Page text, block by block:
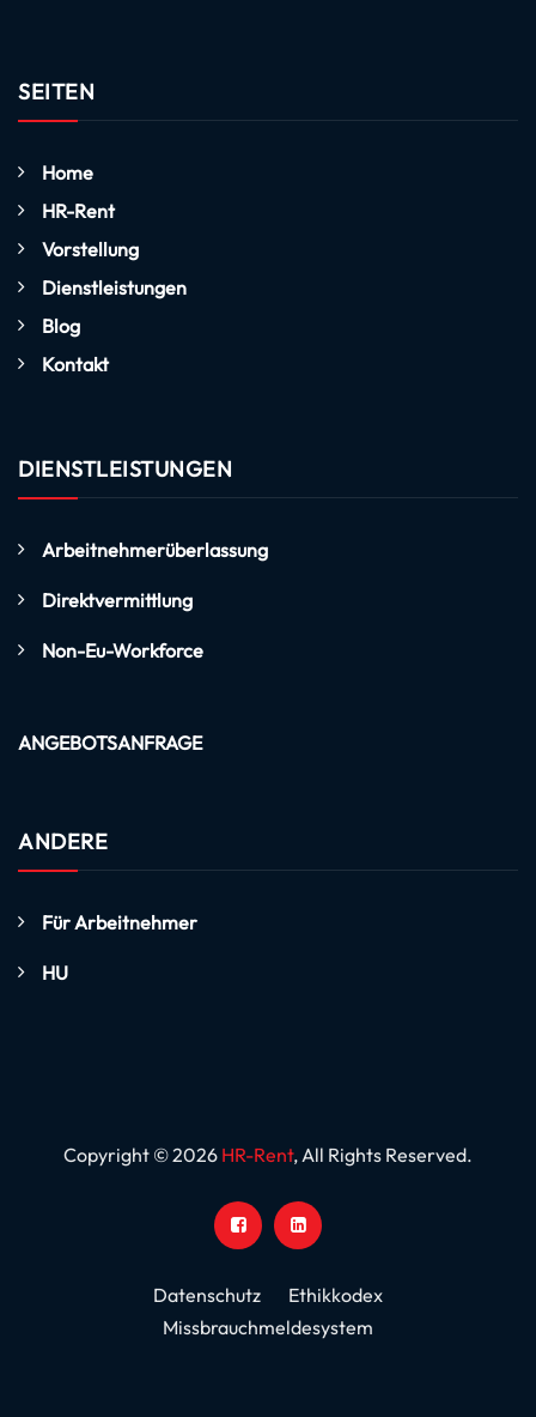
SEITEN
Home
HR-Rent
Vorstellung
Dienstleistungen
Blog
Kontakt
DIENSTLEISTUNGEN
Arbeitnehmerüberlassung
Direktvermittlung
Non-Eu-Workforce
ANGEBOTSANFRAGE
ANDERE
Für Arbeitnehmer
HU
Copyright © 2026 HR-Rent, All Rights Reserved.
Datenschutz
Ethikkodex
Missbrauchmeldesystem